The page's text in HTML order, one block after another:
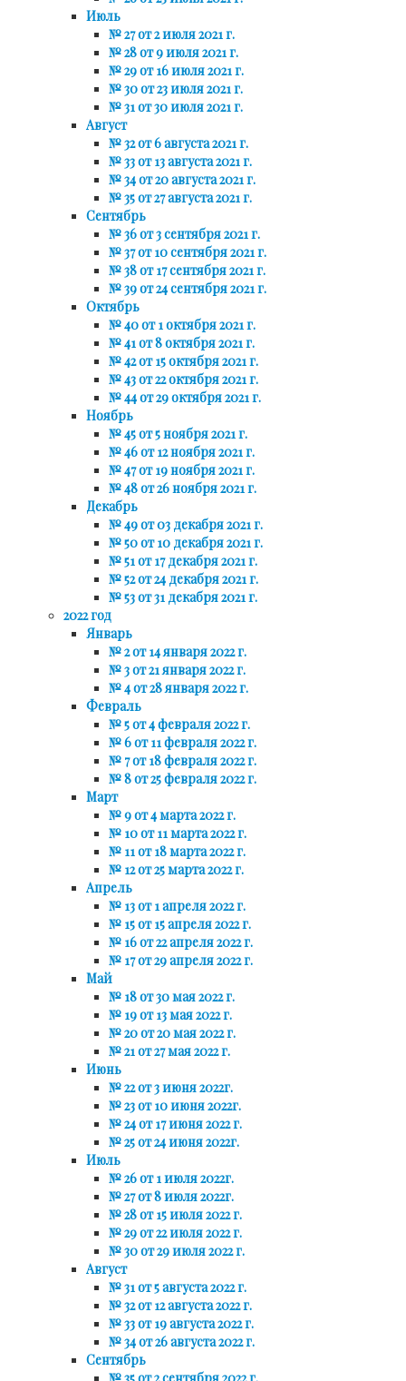
Июль
№ 27 от 2 июля 2021 г.
№ 28 от 9 июля 2021 г.
№ 29 от 16 июля 2021 г.
№ 30 от 23 июля 2021 г.
№ 31 от 30 июля 2021 г.
Август
№ 32 от 6 августа 2021 г.
№ 33 от 13 августа 2021 г.
№ 34 от 20 августа 2021 г.
№ 35 от 27 августа 2021 г.
Сентябрь
№ 36 от 3 сентября 2021 г.
№ 37 от 10 сентября 2021 г.
№ 38 от 17 сентября 2021 г.
№ 39 от 24 сентября 2021 г.
Октябрь
№ 40 от 1 октября 2021 г.
№ 41 от 8 октября 2021 г.
№ 42 от 15 октября 2021 г.
№ 43 от 22 октября 2021 г.
№ 44 от 29 октября 2021 г.
Ноябрь
№ 45 от 5 ноября 2021 г.
№ 46 от 12 ноября 2021 г.
№ 47 от 19 ноября 2021 г.
№ 48 от 26 ноября 2021 г.
Декабрь
№ 49 от 03 декабря 2021 г.
№ 50 от 10 декабря 2021 г.
№ 51 от 17 декабря 2021 г.
№ 52 от 24 декабря 2021 г.
№ 53 от 31 декабря 2021 г.
2022 год
Январь
№ 2 от 14 января 2022 г.
№ 3 от 21 января 2022 г.
№ 4 от 28 января 2022 г.
Февраль
№ 5 от 4 февраля 2022 г.
№ 6 от 11 февраля 2022 г.
№ 7 от 18 февраля 2022 г.
№ 8 от 25 февраля 2022 г.
Март
№ 9 от 4 марта 2022 г.
№ 10 от 11 марта 2022 г.
№ 11 от 18 марта 2022 г.
№ 12 от 25 марта 2022 г.
Апрель
№ 13 от 1 апреля 2022 г.
№ 15 от 15 апреля 2022 г.
№ 16 от 22 апреля 2022 г.
№ 17 от 29 апреля 2022 г.
Май
№ 18 от 30 мая 2022 г.
№ 19 от 13 мая 2022 г.
№ 20 от 20 мая 2022 г.
№ 21 от 27 мая 2022 г.
Июнь
№ 22 от 3 июня 2022г.
№ 23 от 10 июня 2022г.
№ 24 от 17 июня 2022 г.
№ 25 от 24 июня 2022г.
Июль
№ 26 от 1 июля 2022г.
№ 27 от 8 июля 2022г.
№ 28 от 15 июля 2022 г.
№ 29 от 22 июля 2022 г.
№ 30 от 29 июля 2022 г.
Август
№ 31 от 5 августа 2022 г.
№ 32 от 12 августа 2022 г.
№ 33 от 19 августа 2022 г.
№ 34 от 26 августа 2022 г.
Сентябрь